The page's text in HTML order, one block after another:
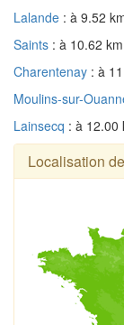
Lalande : à 9.52
Saints : à 10.62 km
Charentenay : à
Moulins-sur-
Lainsecq : à 12.00
Localisation